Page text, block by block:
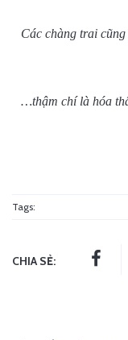
Các chàng trai
…thậm chí là hóa
Tags:
CHIA SẺ: